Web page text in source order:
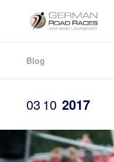
Blog
03 10 2017